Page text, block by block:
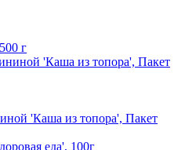
г
'Каша из топора', Пакет